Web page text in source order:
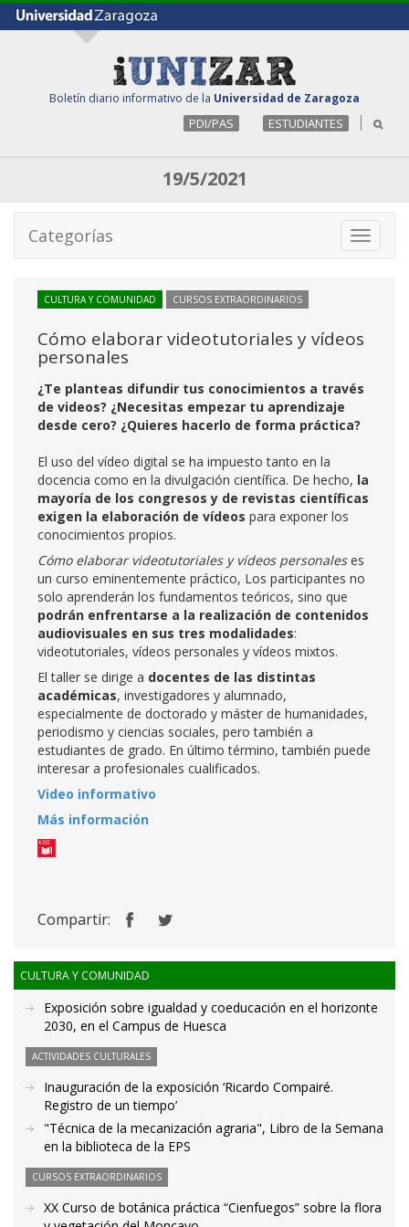
Boletín diario informativo de la Universidad de Zaragoza
PDI/PAS ESTUDIANTES
19/5/2021
Toggle
Categorías
CULTURA Y COMUNIDAD CURSOS EXTRAORDINARIOS
Cómo elaborar videotutoriales y vídeos
personales
¿Te planteas difundir tus conocimientos a través
de videos? ¿Necesitas empezar tu aprendizaje
desde cero? ¿Quieres hacerlo de forma práctica?
El uso del vídeo digital se ha impuesto tanto en la
docencia como en la divulgación científica. De hecho, la
mayoría de los congresos y de revistas científicas
exigen la elaboración de vídeos para exponer los
conocimientos propios.
Cómo elaborar videotutoriales y vídeos personaleses
un curso eminentemente práctico, Los participantes no
solo aprenderán los fundamentos teóricos, sino que
podrán enfrentarse a la realización de contenidos
audiovisuales en sus tres modalidades:
videotutoriales, vídeos personales y vídeos mixtos.
El taller se dirige a docentes de las distintas
académicas, investigadores y alumnado,
especialmente de doctorado y máster de humanidades,
periodismo y ciencias sociales, pero también a
estudiantes de grado. En último término, también puede
interesar a profesionales cualificados.
Video informativo
Más información
Compartir:
CULTURA Y COMUNIDAD
Exposición sobre igualdad y coeducación en el horizonte
2030, en el Campus de Huesca
ACTIVIDADES CULTURALES
Inauguración de la exposición ‘Ricardo Compairé.
Registro de un tiempo’
"Técnica de la mecanización agraria", Libro de la Semana
en la biblioteca de la EPS
CURSOS EXTRAORDINARIOS
XX Curso de botánica práctica “Cienfuegos” sobre la flora